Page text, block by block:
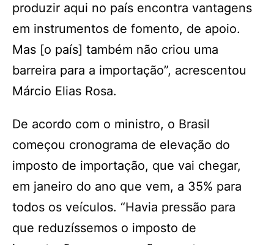
produzir aqui no país encontra vantagens
em instrumentos de fomento, de apoio.
Mas [o país] também não criou uma
barreira para a importação”, acrescentou
Márcio Elias Rosa.
De acordo com o ministro, o Brasil
começou cronograma de elevação do
imposto de importação, que vai chegar,
em janeiro do ano que vem, a 35% para
todos os veículos. “Havia pressão para
que reduzíssemos o imposto de